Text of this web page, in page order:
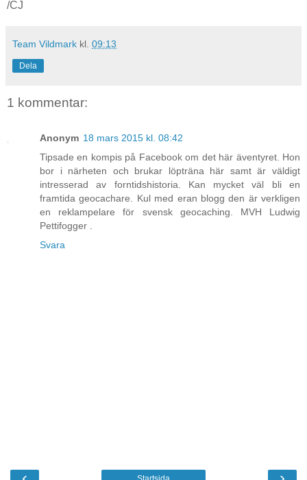
/CJ
Team Vildmark kl. 09:13
Dela
1 kommentar:
Anonym 18 mars 2015 kl. 08:42
Tipsade en kompis på Facebook om det här äventyret. Hon
bor i närheten och brukar löpträna här samt är väldigt
intresserad av forntidshistoria. Kan mycket väl bli en
framtida geocachare. Kul med eran blogg den är verkligen
en reklampelare för svensk geocaching. MVH Ludwig
Pettifogger .
Svara